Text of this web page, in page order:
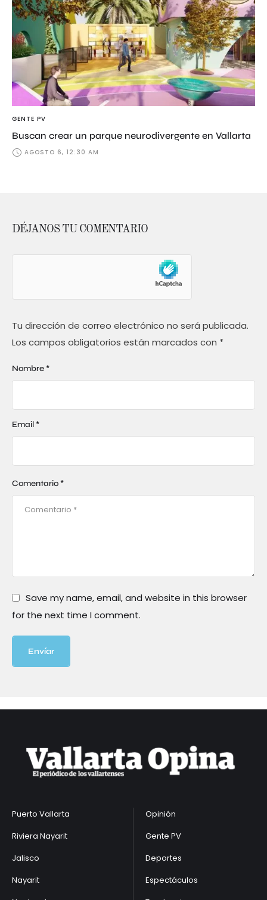
GENTE PV
Buscan crear un parque neurodivergente en Vallarta
AGOSTO 6, 12:30 AM
DÉJANOS TU COMENTARIO
Tu dirección de correo electrónico no será publicada.
Los campos obligatorios están marcados con *
Comentario *
Nombre *
Email *
Save my name, email, and website in this browser
for the next time I comment.
Envíar
Puerto Vallarta
Riviera Nayarit
Jalisco
Nayarit
Opinión
Gente PV
Deportes
Espectáculos